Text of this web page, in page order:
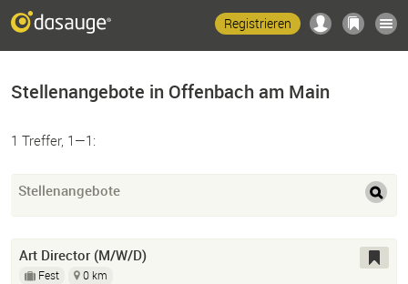
Registrieren
Stellenangebote in Offenbach am Main
1 Treffer, 1—1:
Stellenangebote
Art Director (M/W/D)
Fest 0 km